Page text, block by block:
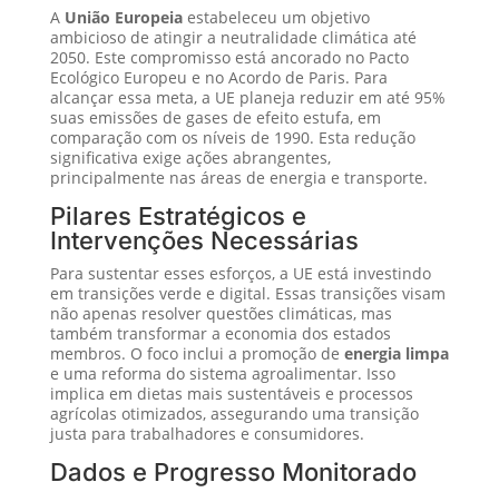
A União Europeiaestabeleceu um objetivo
ambicioso de atingir a neutralidade climática até
2050. Este compromisso está ancorado no Pacto
Ecológico Europeu e no Acordo de Paris. Para
alcançar essa meta, a UE planeja reduzir em até 95%
suas emissões de gases de efeito estufa, em
comparação com os níveis de 1990. Esta redução
significativa exige ações abrangentes,
principalmente nas áreas de energia e transporte.
Pilares Estratégicos e
Intervenções Necessárias
Para sustentar esses esforços, a UE está investindo
em transições verde e digital. Essas transições visam
não apenas resolver questões climáticas, mas
também transformar a economia dos estados
membros. O foco inclui a promoção de energia limpa
e uma reforma do sistema agroalimentar. Isso
implica em dietas mais sustentáveis e processos
agrícolas otimizados, assegurando uma transição
justa para trabalhadores e consumidores.
Dados e Progresso Monitorado